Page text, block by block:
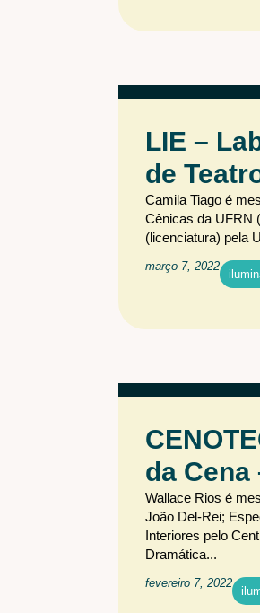
LIE –
de
Camila Tiago é
Cênicas da UFRN
(licenciatura) pela
março 7, 2022
da Cena
Wallace Rios é
João Del-Rei;
Interiores pelo
Dramática...
fevereiro 7, 2022